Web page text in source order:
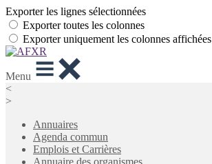
Exporter les lignes sélectionnées
Exporter toutes les colonnes
Exporter uniquement les colonnes affichées
Menu
<
>
Annuaires
Agenda commun
Emplois et Carrières
Annuaire des organismes